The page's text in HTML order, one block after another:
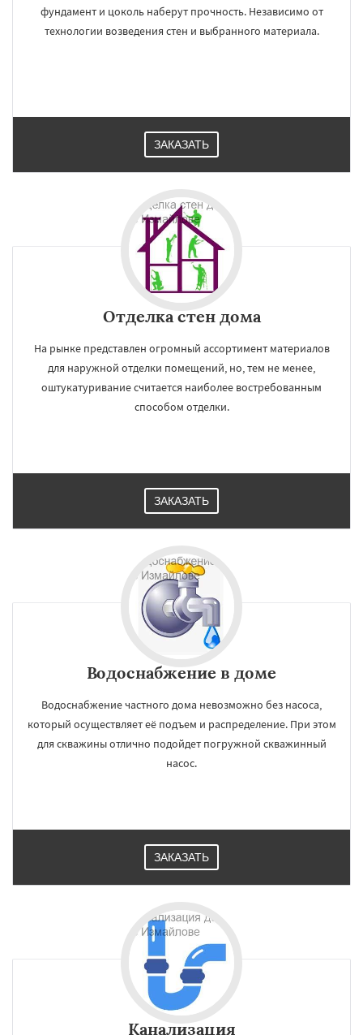
фундамент и цоколь наберут прочность. Независимо от
технологии возведения стен и выбранного материала.
ЗАКАЗАТЬ
Отделка стен дома
На рынке представлен огромный ассортимент материалов
для наружной отделки помещений, но, тем не менее,
оштукатуривание считается наиболее востребованным
способом отделки.
ЗАКАЗАТЬ
Водоснабжение в доме
Водоснабжение частного дома невозможно без насоса,
который осуществляет её подъем и распределение. При этом
для скважины отлично подойдет погружной скважинный
насос.
ЗАКАЗАТЬ
Канализация